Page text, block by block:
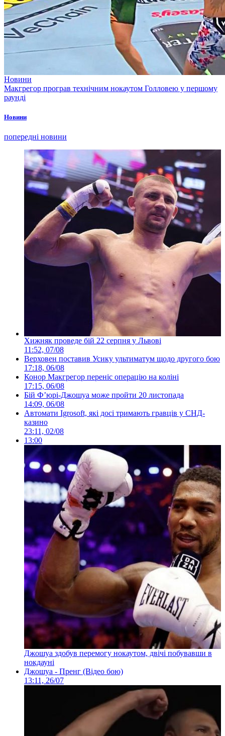
Новини
Макгрегор програв технічним нокаутом Голловею у першому
раунді
Новини
попередні новини
Хижняк проведе бій 22 серпня у Львові
11:52, 07/08
Верховен поставив Усику ультиматум щодо другого бою
17:18, 06/08
Конор Макгрегор переніс операцію на коліні
17:15, 06/08
Бій Ф’юрі-Джошуа може пройти 20 листопада
14:09, 06/08
Автомати Igrosoft, які досі тримають гравців у СНД-
казино
23:11, 02/08
13:00
Джошуа здобув перемогу нокаутом, двічі побувавши в
нокдауні
Джошуа - Пренг (Відео бою)
13:11, 26/07